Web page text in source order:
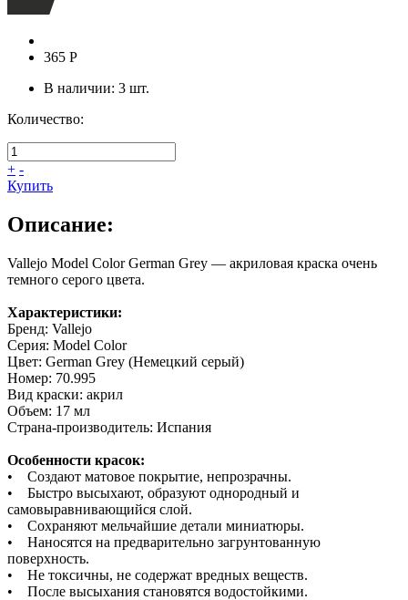
365 Р
В наличии: 3 шт.
Количество:
+ -
Купить
Описание:
Vallejo Model Color German Grey — акриловая краска очень
темного серого цвета.
Характеристики:
Бренд: Vallejo
Серия: Model Color
Цвет: German Grey (Немецкий серый)
Номер: 70.995
Вид краски: акрил
Объем: 17 мл
Страна-производитель: Испания
Особенности красок:
• Создают матовое покрытие, непрозрачны.
• Быстро высыхают, образуют однородный и
самовыравнивающийся слой.
• Сохраняют мельчайшие детали миниатюры.
• Наносятся на предварительно загрунтованную
поверхность.
• Не токсичны, не содержат вредных веществ.
• После высыхания становятся водостойкими.